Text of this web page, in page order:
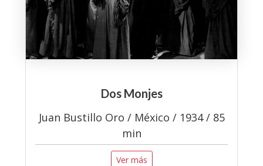
Dos Monjes
Juan Bustillo Oro / México / 1934 / 85
min
Ver más